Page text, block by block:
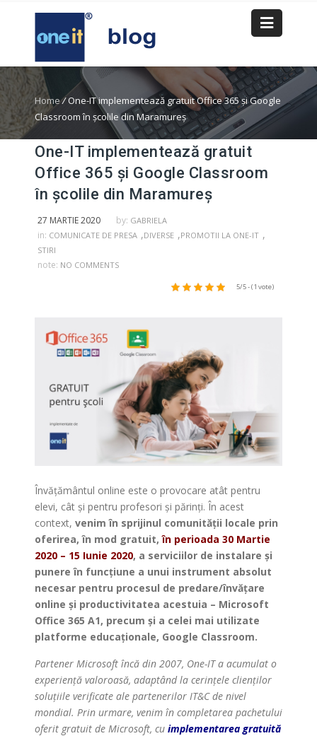
Home/One-IT implementează gratuit Office 365 și Google
Classroom în școlile din Maramureș
One-IT implementează gratuit
Office 365 și Google Classroom
în școlile din Maramureș
27 MARTIE 2020 by: GABRIELA
in: COMUNICATE DE PRESA ,DIVERSE ,PROMOTII LA ONE-IT ,
STIRI
note: NO COMMENTS
5/5 - (1 vote)
Învățământul online este o provocare atât pentru
elevi, cât și pentru profesori și părinți. În acest
context, venim în sprijinul comunității locale prin
oferirea, în mod gratuit, în perioada 30 Martie
2020 – 15 Iunie 2020, a serviciilor de instalare și
punere în funcțiune a unui instrument absolut
necesar pentru procesul de predare/învățare
online și productivitatea acestuia – Microsoft
Office 365 A1, precum și a celei mai utilizate
platforme educaționale, Google Classroom.
Partener Microsoft încă din 2007, One-IT a acumulat o
experiență valoroasă, adaptând la cerințele clienților
soluțiile verificate ale partenerilor IT&C de nivel
mondial. Prin urmare, venim în completarea pachetului
oferit gratuit de Microsoft, cu implementarea gratuită